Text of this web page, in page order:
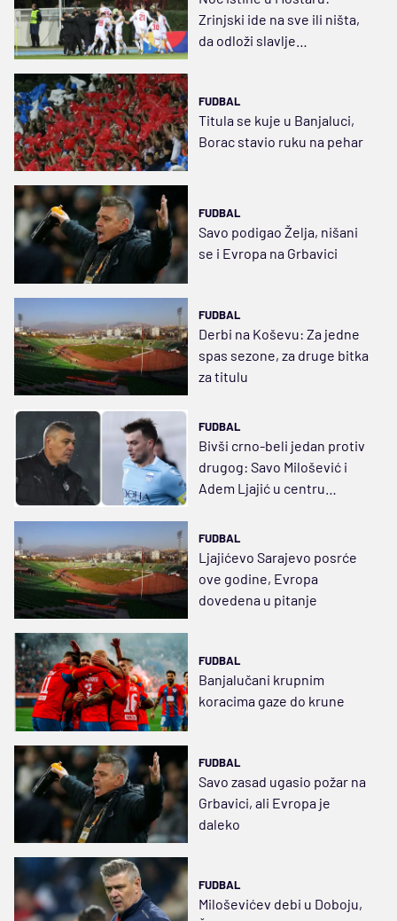
Zrinjski ide na sve ili ništa,
da odloži slavlje
FUDBAL
Titula se kuje u Banjaluci,
Borac stavio ruku na pehar
FUDBAL
Savo podigao Želja, nišani
se i Evropa na Grbavici
FUDBAL
Derbi na Koševu: Za jedne
spas sezone, za druge bitka
za titulu
FUDBAL
Bivši crno-beli jedan protiv
drugog: Savo Milošević i
Adem Ljajić u centru
FUDBAL
Ljajićevo Sarajevo posrće
ove godine, Evropa
dovedena u pitanje
FUDBAL
Banjalučani krupnim
koracima gaze do krune
FUDBAL
Savo zasad ugasio požar na
Grbavici, ali Evropa je
daleko
FUDBAL
Miloševićev debi u Doboju,